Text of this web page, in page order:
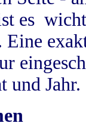
es
und Jahr.